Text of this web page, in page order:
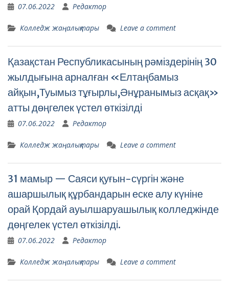
07.06.2022 Редактор
Колледж жаңалықтары Leave a comment
Қазақстан Республикасының рәміздерінің 30
жылдығына арналған «Елтаңбамыз
айқын,Туымыз тұғырлы,Әнұранымыз асқақ»
атты дөңгелек үстел өткізілді
07.06.2022 Редактор
Колледж жаңалықтары Leave a comment
31 мамыр — Саяси қуғын-сүргін және
ашаршылық құрбандарын еске алу күніне
орай Қордай ауылшаруашылық колледжінде
дөңгелек үстел өткізілді.
07.06.2022 Редактор
Колледж жаңалықтары Leave a comment